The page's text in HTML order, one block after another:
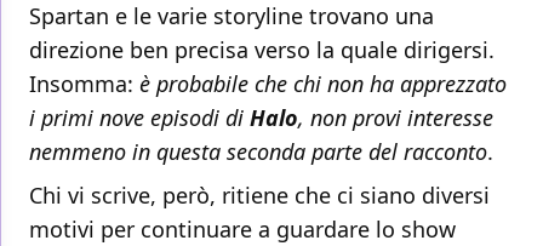
Spartan e le varie storyline trovano una
direzione ben precisa verso la quale dirigersi.
Insomma: è probabile che chi non ha apprezzato
i primi nove episodi di Halo, non provi interesse
nemmeno in questa seconda parte del racconto.
Chi vi scrive, però, ritiene che ci siano diversi
motivi per continuare a guardare lo show